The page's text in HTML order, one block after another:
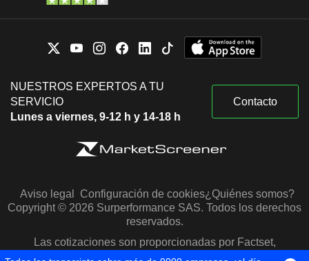
NUESTROS EXPERTOS A TU
SERVICIO
Lunes a viernes, 9-12 h y 14-18 h
Contacto
Aviso legal Configuración de cookies¿Quiénes somos?
Copyright © 2026 Surperformance SAS. Todos los derechos
reservados.
Las cotizaciones son proporcionadas por Factset,
Morningstar y S&P Capital IQ